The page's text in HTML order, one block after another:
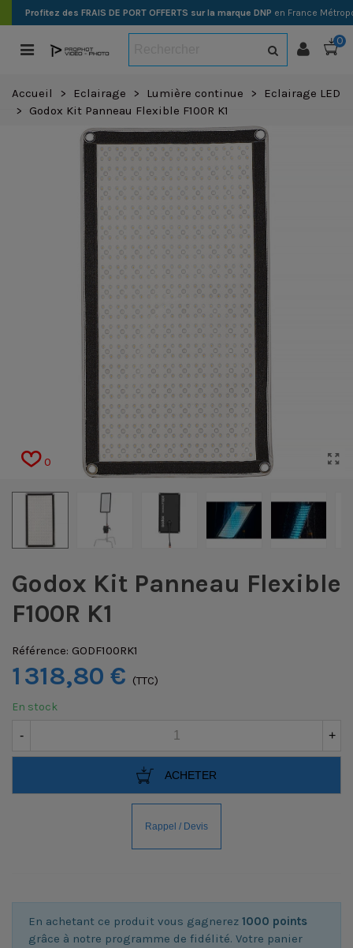
Profitez des FRAIS DE PORT OFFERTS sur la marque DNP en France
0
Accueil > Eclairage > Lumière continue >
Eclairage LED
>
Godox Kit Panneau Flexible F100R K1
0
Godox Kit Panneau Flexible
F100R K1
Référence: GODF100RK1
1 318,80 € (TTC)
En stock
- +
ACHETER
En achetant ce produit vous gagnerez 1000 points
grâce à notre programme de fidélité. Votre panier